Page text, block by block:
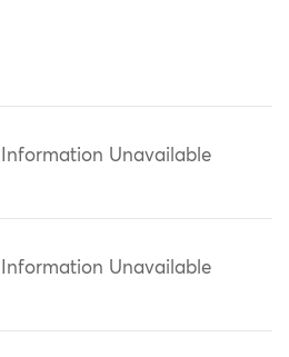
Information Unavailable
Information Unavailable